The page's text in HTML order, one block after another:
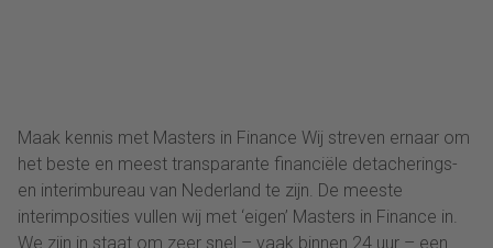
Maak kennis met Masters in Finance Wij streven ernaar om
het beste en meest transparante financiële detacherings-
en interimbureau van Nederland te zijn. De meeste
interimposities vullen wij met ‘eigen’ Masters in Finance in.
We zijn in staat om zeer snel – vaak binnen 24 uur – een